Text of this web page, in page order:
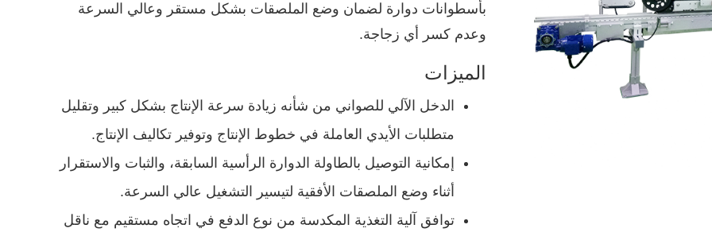
بأسطوانات دوارة لضمان وضع الملصقات بشكل مستقر وعالي السرعة
وعدم كسر أي زجاجة.
الميزات
الدخل الآلي للصواني من شأنه زيادة سرعة الإنتاج بشكل كبير وتقليل
متطلبات الأيدي العاملة في خطوط الإنتاج وتوفير تكاليف الإنتاج.
إمكانية التوصيل بالطاولة الدوارة الرأسية السابقة، والثبات والاستقرار
أثناء وضع الملصقات الأفقية لتيسير التشغيل عالي السرعة.
توافق آلية التغذية المكدسة من نوع الدفع في اتجاه مستقيم مع ناقل